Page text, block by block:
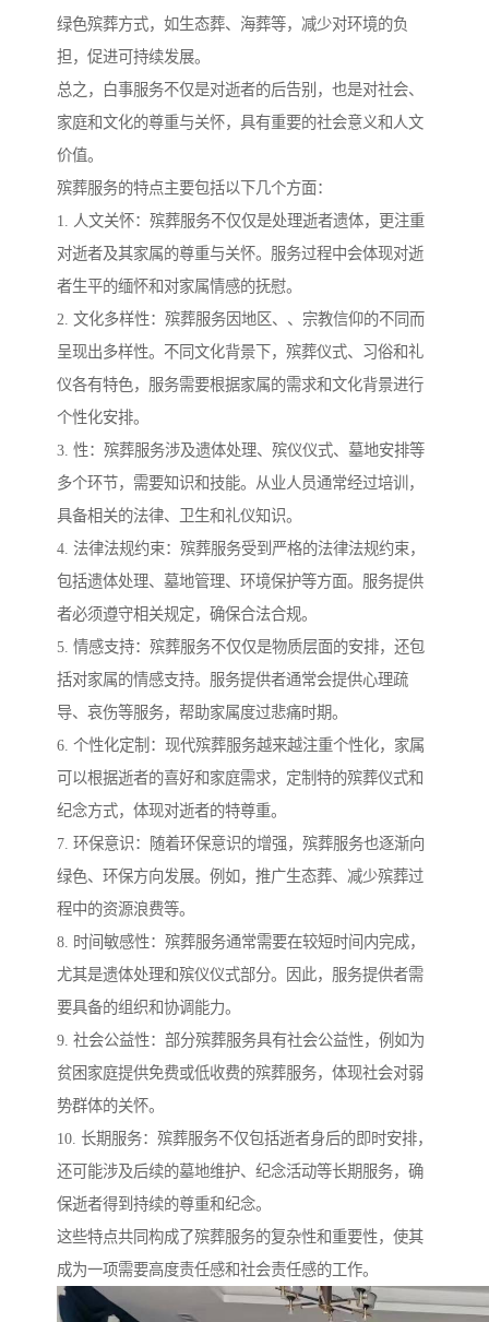
绿色殡葬方式，如生态葬、海葬等，减少对环境的负
担，促进可持续发展。
总之，白事服务不仅是对逝者的后告别，也是对社会、
家庭和文化的尊重与关怀，具有重要的社会意义和人文
价值。
殡葬服务的特点主要包括以下几个方面：
1. 人文关怀：殡葬服务不仅仅是处理逝者遗体，更注重
对逝者及其家属的尊重与关怀。服务过程中会体现对逝
者生平的缅怀和对家属情感的抚慰。
2. 文化多样性：殡葬服务因地区、、宗教信仰的不同而
呈现出多样性。不同文化背景下，殡葬仪式、习俗和礼
仪各有特色，服务需要根据家属的需求和文化背景进行
个性化安排。
3. 性：殡葬服务涉及遗体处理、殡仪仪式、墓地安排等
多个环节，需要知识和技能。从业人员通常经过培训，
具备相关的法律、卫生和礼仪知识。
4. 法律法规约束：殡葬服务受到严格的法律法规约束，
包括遗体处理、墓地管理、环境保护等方面。服务提供
者必须遵守相关规定，确保合法合规。
5. 情感支持：殡葬服务不仅仅是物质层面的安排，还包
括对家属的情感支持。服务提供者通常会提供心理疏
导、哀伤等服务，帮助家属度过悲痛时期。
6. 个性化定制：现代殡葬服务越来越注重个性化，家属
可以根据逝者的喜好和家庭需求，定制特的殡葬仪式和
纪念方式，体现对逝者的特尊重。
7. 环保意识：随着环保意识的增强，殡葬服务也逐渐向
绿色、环保方向发展。例如，推广生态葬、减少殡葬过
程中的资源浪费等。
8. 时间敏感性：殡葬服务通常需要在较短时间内完成，
尤其是遗体处理和殡仪仪式部分。因此，服务提供者需
要具备的组织和协调能力。
9. 社会公益性：部分殡葬服务具有社会公益性，例如为
贫困家庭提供免费或低收费的殡葬服务，体现社会对弱
势群体的关怀。
10. 长期服务：殡葬服务不仅包括逝者身后的即时安排，
还可能涉及后续的墓地维护、纪念活动等长期服务，确
保逝者得到持续的尊重和纪念。
这些特点共同构成了殡葬服务的复杂性和重要性，使其
成为一项需要高度责任感和社会责任感的工作。